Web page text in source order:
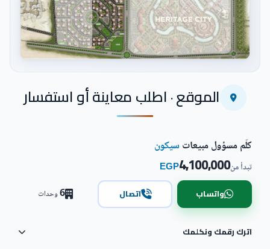
اضغط للتكبيرالموقع · اطلب معاينة أو استفسار
كلّم مسؤول مبيعات سيكون
تبدأ من4,100,000
EGP
واتساب اتصال 6وحدات
اترك رقمك ونكلمك